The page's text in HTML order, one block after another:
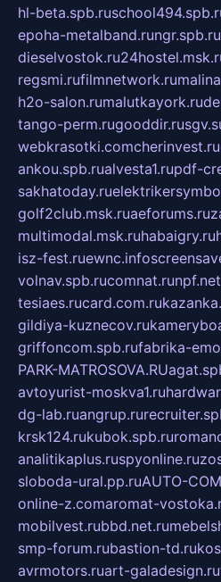
hl-beta.spb.ru
epoha-metalband.rungr.spb.ru
dieselvostok.ru
regsmi.rufilmnetwork.ru
h2o-salon.rumalutkayork.ru
tango-perm.rugooddir.ru
webkrasotki.comcherinvest.ru
ankou.spb.rualvesta1.rupdf-
sakhatoday.ru
golf2club.msk.ruaeforums.ru
multimodal.msk.ruhabaigry.ru
isz-fest.ruewnc.info
volnav.spb.rucomnat.ru
tesiaes.rucard.com.ru
gildiya-kuznecov.ru
griffoncom.spb.rufabrika-
PARK-MATROSOVA.RU
avtoyurist-moskva1.ru
dg-lab.ruangrup.ru
krsk124.rukubok.spb.ru
analitikaplus.ruspyonline.ru
sloboda-ural.pp.ruAUTO-
online-z.comaromat-
mobilvest.rubbd.net.ru
smp-forum.rubastion-td.ru
avrmotors.ruart-galadesign.ru